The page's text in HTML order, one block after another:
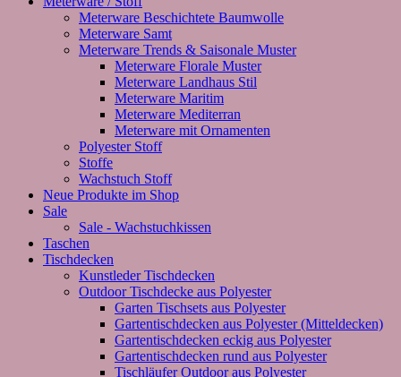
Meterware Beschichtete Baumwolle
Meterware Samt
Meterware Trends & Saisonale Muster
Meterware Florale Muster
Meterware Landhaus Stil
Meterware Maritim
Meterware Mediterran
Meterware mit Ornamenten
Polyester Stoff
Stoffe
Wachstuch Stoff
Neue Produkte im Shop
Sale
Sale - Wachstuchkissen
Taschen
Tischdecken
Kunstleder Tischdecken
Outdoor Tischdecke aus Polyester
Garten Tischsets aus Polyester
Gartentischdecken aus Polyester (Mitteldecken)
Gartentischdecken eckig aus Polyester
Gartentischdecken rund aus Polyester
Tischläufer Outdoor aus Polyester